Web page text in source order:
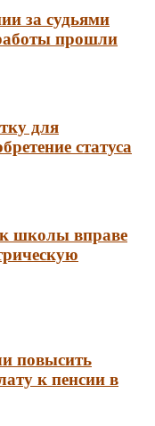
за судьями
прошли
для
статуса
школы вправе
повысить
к пенсии в